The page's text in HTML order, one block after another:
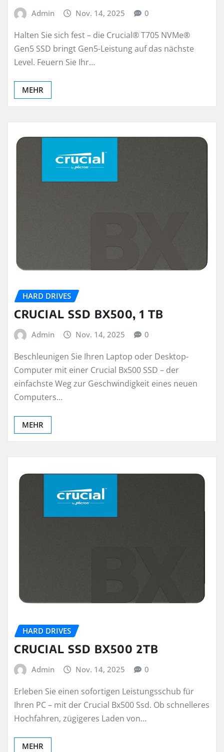
Admin Nov. 14, 2025 0
Halten Sie sich fest – die Crucial® T705 NVMe®
Gen5 SSD bringt Gen5-Leistung auf das nächste
Level. Feuern Sie Ihr…
MEHR
HARD DRIVES
CRUCIAL SSD BX500, 1 TB
Admin Nov. 14, 2025 0
Beschleunigen Sie Ihren Laptop oder Desktop-
Computer mit einer Crucial Bx500 SSD – der
einfachste Weg zur Geschwindigkeit eines neuen
Computers…
MEHR
HARD DRIVES
CRUCIAL SSD BX500 2TB
Admin Nov. 14, 2025 0
Erleben Sie einen sofortigen Leistungsschub für
Ihren PC – mit der Crucial Bx500 Ssd. Ob schnelleres
Hochfahren, zügigeres Laden von…
MEHR